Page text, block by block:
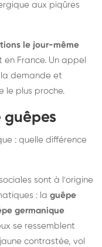
aux piqûres
le jour-même
en France. Un appel
la demande et
le plus proche.
guêpes
: quelle différence
sont à l'origine
: la guêpe
germanique
se ressemblent
contrastée, vol